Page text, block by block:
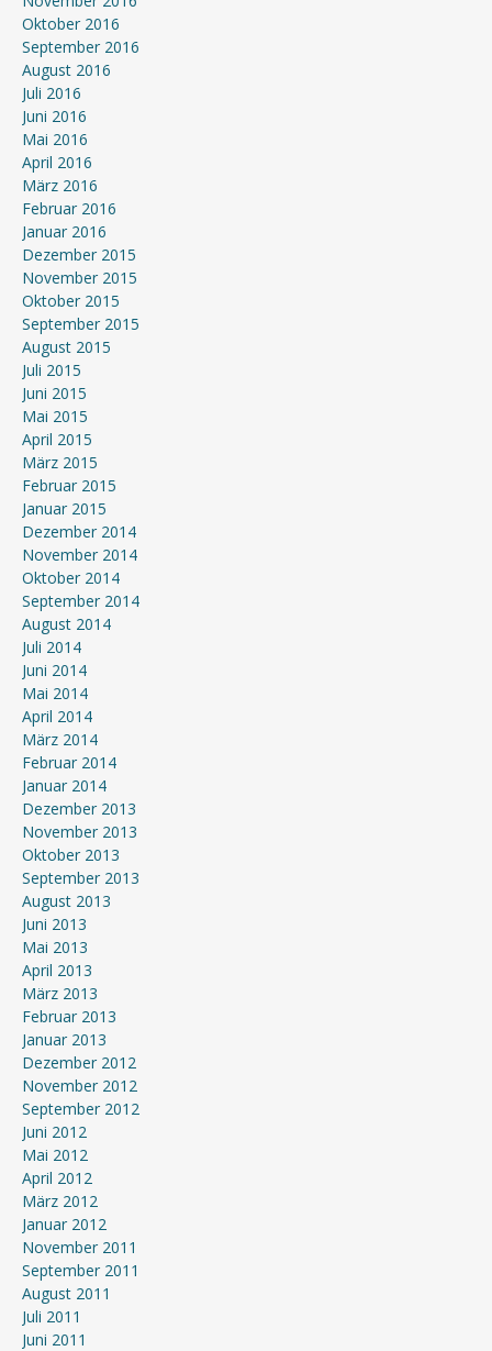
Oktober 2016
September 2016
August 2016
Juli 2016
Juni 2016
Mai 2016
April 2016
März 2016
Februar 2016
Januar 2016
Dezember 2015
November 2015
Oktober 2015
September 2015
August 2015
Juli 2015
Juni 2015
Mai 2015
April 2015
März 2015
Februar 2015
Januar 2015
Dezember 2014
November 2014
Oktober 2014
September 2014
August 2014
Juli 2014
Juni 2014
Mai 2014
April 2014
März 2014
Februar 2014
Januar 2014
Dezember 2013
November 2013
Oktober 2013
September 2013
August 2013
Juni 2013
Mai 2013
April 2013
März 2013
Februar 2013
Januar 2013
Dezember 2012
November 2012
September 2012
Juni 2012
Mai 2012
April 2012
März 2012
Januar 2012
November 2011
September 2011
August 2011
Juli 2011
Juni 2011